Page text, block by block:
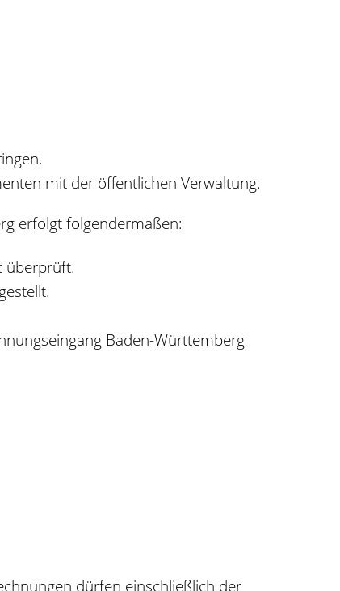
mit der öffentlichen Verwaltung.
erfolgt folgendermaßen:
überprüft.
Baden-Württemberg
dürfen einschließlich der